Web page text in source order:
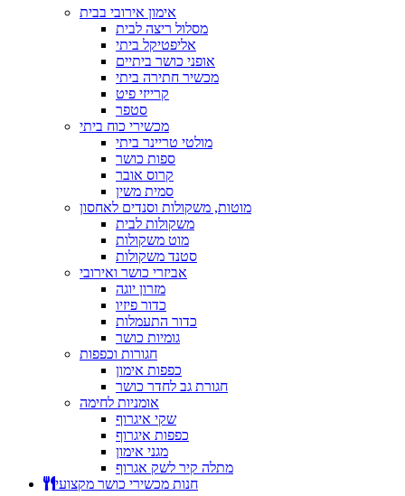
אימון אירובי בבית
מסלול ריצה לבית
אליפטיקל ביתי
אופני כושר ביתיים
מכשיר חתירה ביתי
קרייזי פיט
סטפר
מכשירי כוח ביתי
מולטי טריינר ביתי
ספות כושר
קרוס אובר
סמית משין
מוטות, משקולות וסנדים לאחסון
משקולות לבית
מוט משקולות
סטנד משקולות
אביזרי כושר ואירובי
מזרון יוגה
כדור פיזיו
כדור התעמלות
גומיות כושר
חגורות וכפפות
כפפות אימון
חגורת גב לחדר כושר
אומניות לחימה
שקי איגרוף
כפפות איגרוף
מגני אימון
מתלה קיר לשק אגרוף
חנות מכשירי כושר מקצועי